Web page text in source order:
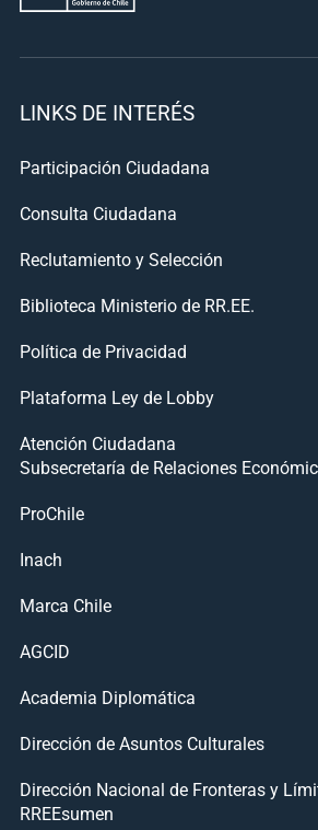
LINKS DE INTERÉS
Participación Ciudadana
Consulta Ciudadana
Reclutamiento y Selección
Biblioteca Ministerio de RR.EE.
Política de Privacidad
Plataforma Ley de Lobby
Atención Ciudadana
Subsecretaría de Relaciones
ProChile
Inach
Marca Chile
AGCID
Academia Diplomática
Dirección de Asuntos Culturales
Dirección Nacional de Fronteras y
RREEsumen